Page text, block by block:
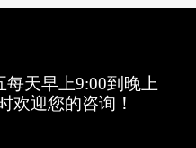
天早上9:00到晚上
欢迎您的咨询！